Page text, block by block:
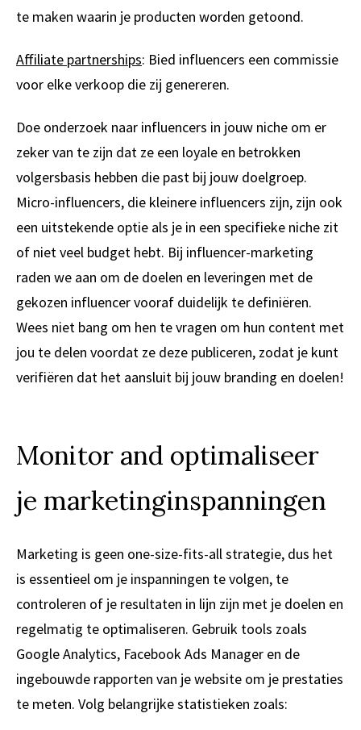
te maken waarin je producten worden getoond.
Affiliate partnerships: Bied influencers een commissie
voor elke verkoop die zij genereren.
Doe onderzoek naar influencers in jouw niche om er
zeker van te zijn dat ze een loyale en betrokken
volgersbasis hebben die past bij jouw doelgroep.
Micro-influencers, die kleinere influencers zijn, zijn ook
een uitstekende optie als je in een specifieke niche zit
of niet veel budget hebt. Bij influencer-marketing
raden we aan om de doelen en leveringen met de
gekozen influencer vooraf duidelijk te definiëren.
Wees niet bang om hen te vragen om hun content met
jou te delen voordat ze deze publiceren, zodat je kunt
verifiëren dat het aansluit bij jouw branding en doelen!
Monitor and optimaliseer
je marketinginspanningen
Marketing is geen one-size-fits-all strategie, dus het
is essentieel om je inspanningen te volgen, te
controleren of je resultaten in lijn zijn met je doelen en
regelmatig te optimaliseren. Gebruik tools zoals
Google Analytics, Facebook Ads Manager en de
ingebouwde rapporten van je website om je prestaties
te meten. Volg belangrijke statistieken zoals: